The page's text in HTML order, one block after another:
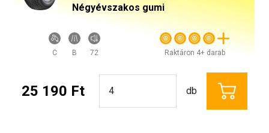
Négyévszakos gumi
C B 72 Raktáron 4+ darab
25 190 Ft db